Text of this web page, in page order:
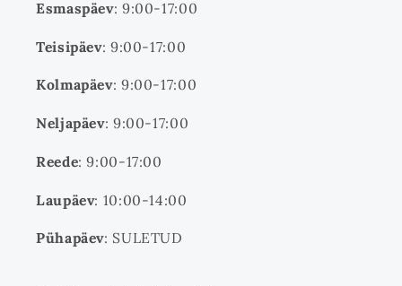
Esmaspäev: 9:00-17:00
Teisipäev: 9:00-17:00
Kolmapäev: 9:00-17:00
Neljapäev: 9:00-17:00
Reede: 9:00-17:00
Laupäev: 10:00-14:00
Pühapäev: SULETUD